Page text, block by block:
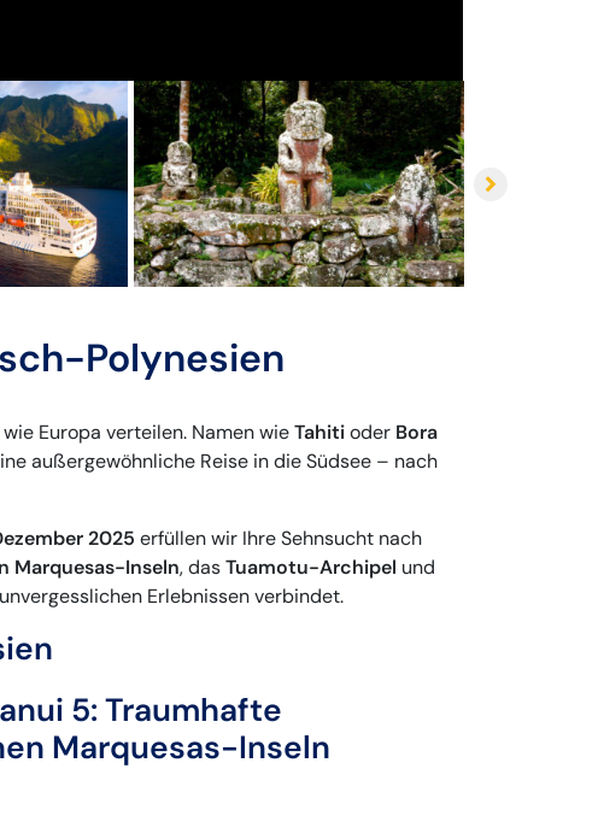
Polynesien
Europa verteilen. Namen wieTahitioder Bora
außergewöhnliche Reise in die Südsee – nach
2025 erfüllen wir Ihre Sehnsucht nach
Marquesas-Inseln, dasTuamotu-Archipel und
Erlebnissen verbindet.
5: Traumhafte
Marquesas-Inseln